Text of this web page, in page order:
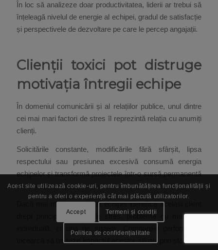
În loc să analizeze doar productivitatea, liderii ar trebui să
înțeleagă nivelul de energie al echipei, gradul de satisfacție
și perspectivele de dezvoltare pe care le percep angajații.
Clienții toxici pot distruge
motivația întregii echipe
În domeniul comunicării și al relațiilor publice, unul dintre
cei mai mari factori de stres îl reprezintă relația cu anumiți
clienți.
Solicitările constante, modificările fără sfârșit, lipsa
respectului sau presiunea excesivă consumă energia
echipelor și transformă proiectele într-o sursă permanentă
de anxietate.
Dacă mai mulți membri ai echipei identifică același client
drept principală sursă de stres, problema nu mai este
încearcă să limiteze impactul acestor situații prin stabilirea
Acest site utilizează cookie-uri, pentru îmbunătățirea funcționalității și
pentru a oferi o experiență cât mai plăcută utilizatorilor.
Accept Termeni și condții
Politica de confidențialitate